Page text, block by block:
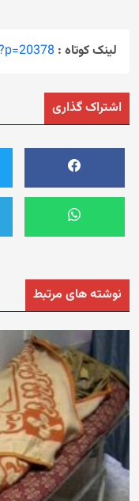
لینک کوتاه :
اشتراک گذاری
نوشته های مرتبط